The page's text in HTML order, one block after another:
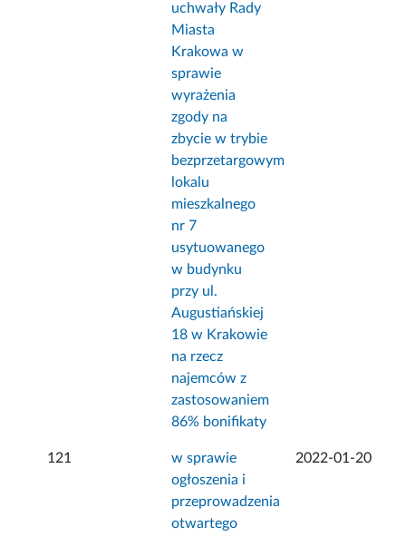
uchwały Rady
Miasta
Krakowa w
sprawie
wyrażenia
zgody na
zbycie w trybie
bezprzetargowym
lokalu
mieszkalnego
nr 7
usytuowanego
w budynku
przy ul.
Augustiańskiej
18 w Krakowie
na rzecz
najemców z
zastosowaniem
86% bonifikaty
121
w sprawie
ogłoszenia i
przeprowadzenia
otwartego
2022-01-20